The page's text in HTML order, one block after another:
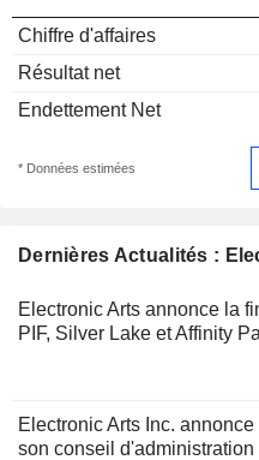
Dernières Actualités :
Electronic Arts annonce la
PIF, Silver Lake et Affinity
Electronic Arts Inc.
son conseil
Chiffre d'affaires
Résultat net
Endettement Net
* Données estimées